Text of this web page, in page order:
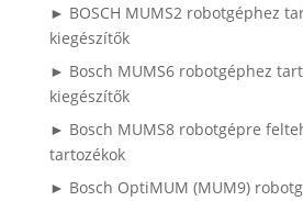
► BOSCH MUMS2 robotgéphez
kiegészítők
► Bosch MUMS6 robotgéphez
kiegészítők
► Bosch MUMS8 robotgépre
tartozékok
► Bosch OptiMUM (MUM9)